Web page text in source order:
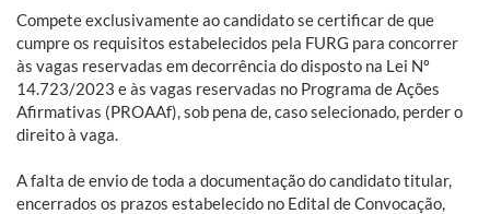
Compete exclusivamente ao candidato se certificar de que
cumpre os requisitos estabelecidos pela FURG para concorrer
às vagas reservadas em decorrência do disposto na Lei Nº
14.723/2023 e às vagas reservadas no Programa de Ações
Afirmativas (PROAAf), sob pena de, caso selecionado, perder o
direito à vaga.
A falta de envio de toda a documentação do candidato titular,
encerrados os prazos estabelecido no Edital de Convocação,